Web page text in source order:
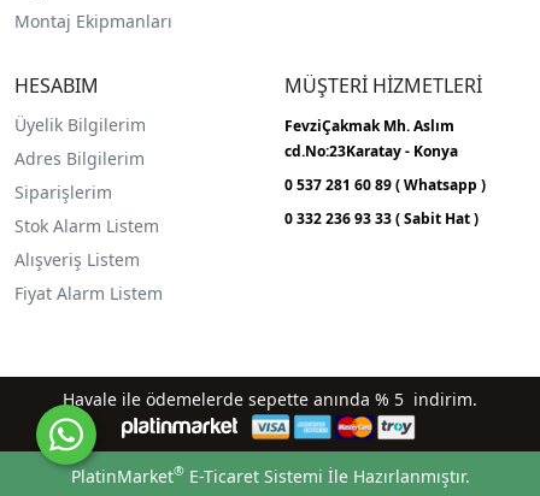
Montaj Ekipmanları
HESABIM
Üyelik Bilgilerim
Adres Bilgilerim
Siparişlerim
Stok Alarm Listem
Alışveriş Listem
Fiyat Alarm Listem
MÜŞTERİ HİZMETLERİ
FevziÇakmak Mh.Aslım
cd.No:23Karatay - Konya
0 537 281 60 89 ( Whatsapp )
0 332 236 93 33 ( Sabit Hat )
Havale ile ödemelerde sepette anında % 5 indirim.
PlatinMarket®E-Ticaret Sistemi İle Hazırlanmıştır.